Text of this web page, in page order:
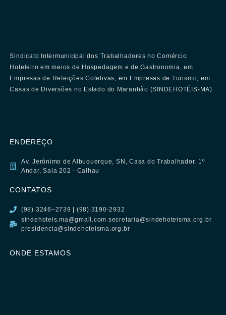
Sindicato Intermunicipal dos Trabalhadores no Comércio
Hoteleiro em meios de Hospedagem e de Gastronomia, em
Empresas de Refeições Coletivas, em Empresas de Turismo, em
Casas de Diversões no Estado do Maranhão (SINDEHOTÉIS-MA)
ENDEREÇO
Av. Jerônimo de Albuquerque, SN, Casa do Trabalhador, 1º
Andar, Sala 202 - Calhau
CONTATOS
(98) 3246–2739 | (98) 3190-2932
sindehoteis.ma@gmail.com secretaria@sindehoteisma.org.br
presidencia@sindehoteisma.org.br
ONDE ESTAMOS